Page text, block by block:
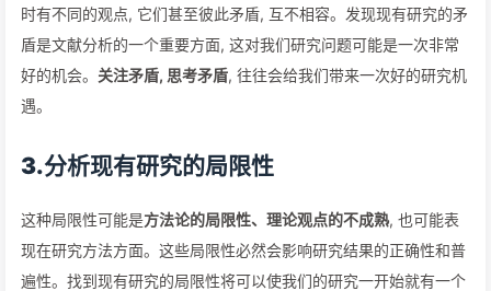
时有不同的观点, 它们甚至彼此矛盾, 互不相容。发现现有研究的矛
盾是文献分析的一个重要方面, 这对我们研究问题可能是一次非常
好的机会。 关注矛盾, 思考矛盾, 往往会给我们带来一次好的研究机
遇。
3.分析现有研究的局限性
这种局限性可能是方法论的局限性、理论观点的不成熟, 也可能表
现在研究方法方面。这些局限性必然会影响研究结果的正确性和普
遍性。找到现有研究的局限性将可以使我们的研究一开始就有一个